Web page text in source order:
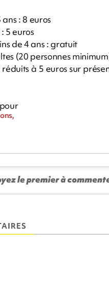
: 8 euros
5 euros
de 4 ans : gratuit
(20 personnes
réduits à 5 euros sur